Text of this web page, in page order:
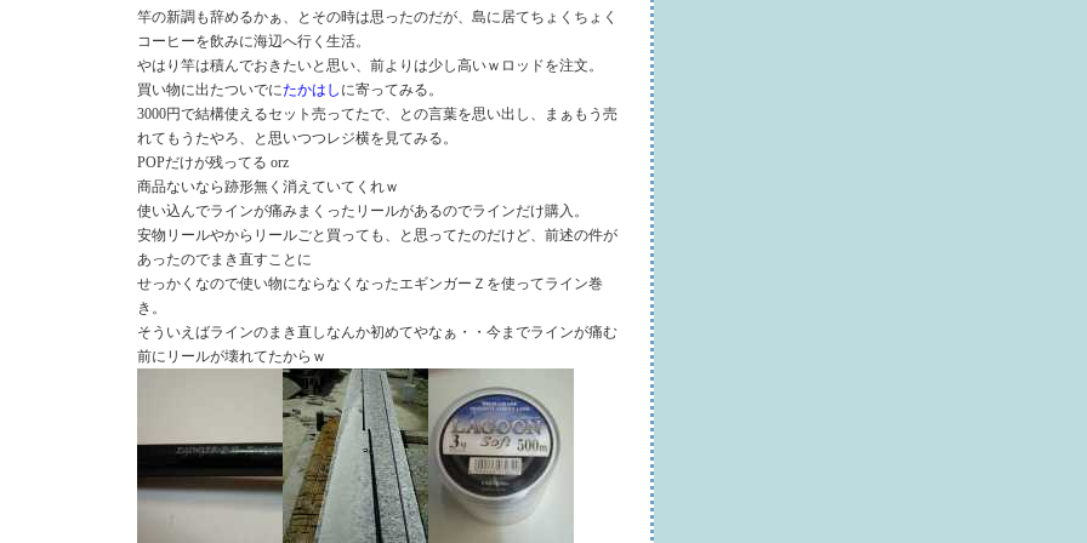
竿の新調も辞めるかぁ、とその時は思ったのだが、島に居てちょくちょく
コーヒーを飲みに海辺へ行く生活。
やはり竿は積んでおきたいと思い、前よりは少し高いｗロッドを注文。
買い物に出たついでにたかはし に寄ってみる。
3000円で結構使えるセット売ってたで、との言葉を思い出し、まぁもう売
れてもうたやろ、と思いつつレジ横を見てみる。
POPだけが残ってる orz
商品ないなら跡形無く消えていてくれｗ
使い込んでラインが痛みまくったリールがあるのでラインだけ購入。
安物リールやからリールごと買っても、と思ってたのだけど、前述の件が
あったのでまき直すことに
せっかくなので使い物にならなくなったエギンガーＺを使ってライン巻
き。
そういえばラインのまき直しなんか初めてやなぁ・・今までラインが痛む
前にリールが壊れてたからｗ